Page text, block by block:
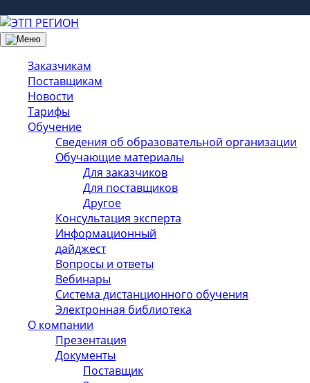
Заказчикам
Поставщикам
Новости
Тарифы
Обучение
Сведения об образовательной организации
Обучающие материалы
Для заказчиков
Для поставщиков
Другое
Консультация эксперта
Информационный
дайджест
Вопросы и ответы
Вебинары
Система дистанционного обучения
Электронная библиотека
О компании
Презентация
Документы
Поставщик